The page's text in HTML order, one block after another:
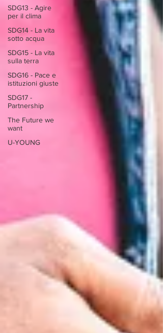
SDG13 - Agire
per il clima
SDG14 - La vita
sotto acqua
SDG15 - La vita
sulla terra
SDG16 - Pace e
istituzioni giuste
SDG17 -
Partnership
The Future we
want
U-YOUNG